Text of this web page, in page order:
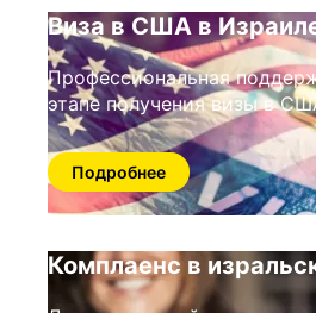
Виза в США в
Профессиональная
этапе получения визы в
Подробнее
Комплаенс в